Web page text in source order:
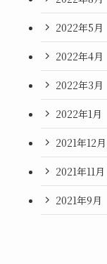
2022年5月
2022年4月
2022年3月
2022年1月
2021年12月
2021年11月
2021年9月